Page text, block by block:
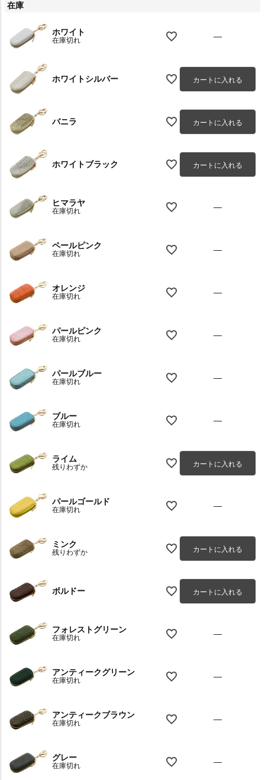
在庫
ホワイト
在庫切れ —
ホワイトシルバー カートに入れる
バニラ カートに入れる
ホワイトブラック カートに入れる
ヒマラヤ
在庫切れ —
ペールピンク
在庫切れ —
オレンジ
在庫切れ —
パールピンク
在庫切れ —
パールブルー
在庫切れ —
ブルー
在庫切れ —
ライム
残りわずか カートに入れる
パールゴールド
在庫切れ —
ミンク
残りわずか カートに入れる
ボルドー カートに入れる
フォレストグリーン
在庫切れ —
アンティークグリーン
在庫切れ —
アンティークブラウン
在庫切れ —
グレー
在庫切れ —